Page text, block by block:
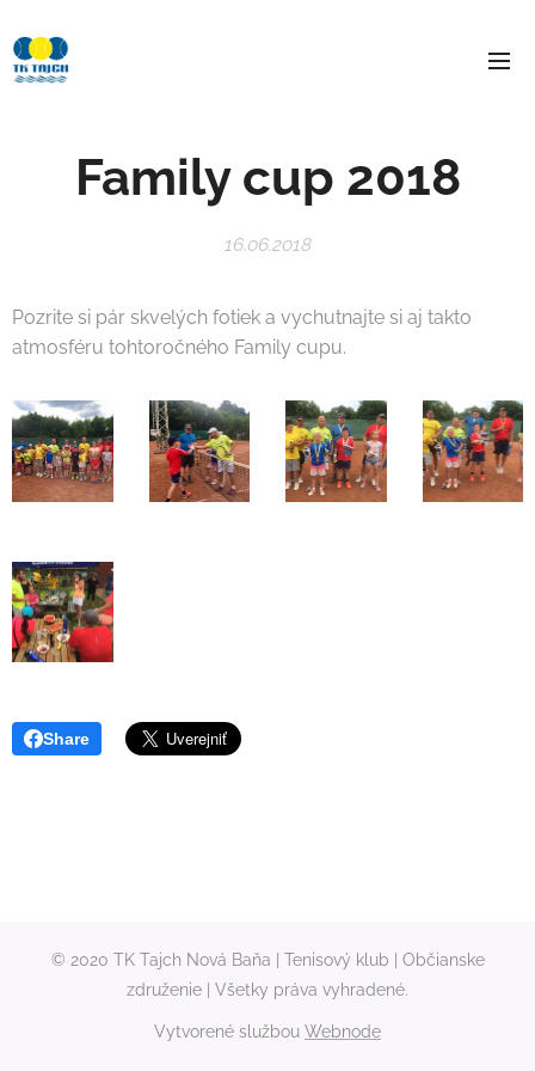
Family cup 2018
16.06.2018
Pozrite si pár skvelých fotiek a vychutnajte si aj takto
atmosféru tohtoročného Family cupu.
Share
© 2020 TK Tajch Nová Baňa | Tenisový klub | Občianske
združenie | Všetky práva vyhradené.
Vytvorené službou Webnode